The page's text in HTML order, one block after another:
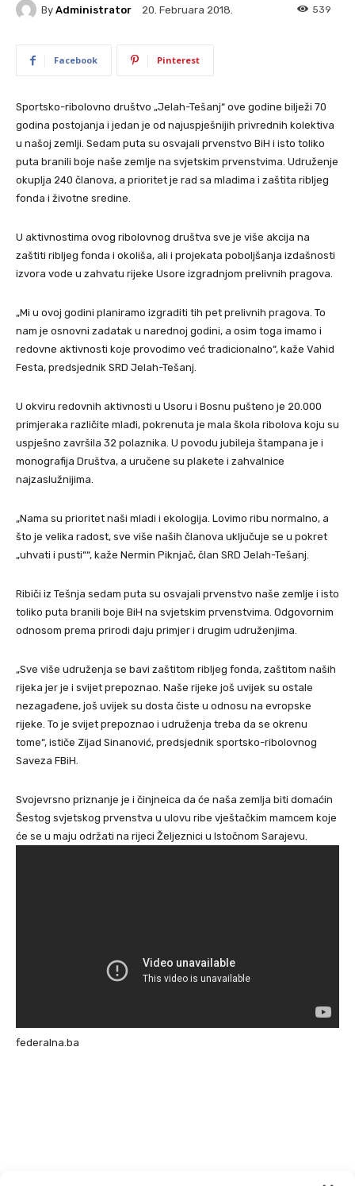
By Administrator 20. Februara 2018. 539
Facebook Pinterest
Sportsko-ribolovno društvo „Jelah-Tešanj“ ove godine bilježi 70
godina postojanja i jedan je od najuspješnijih privrednih kolektiva
u našoj zemlji. Sedam puta su osvajali prvenstvo BiH i isto toliko
puta branili boje naše zemlje na svjetskim prvenstvima. Udruženje
okuplja 240 članova, a prioritet je rad sa mladima i zaštita ribljeg
fonda i životne sredine.
U aktivnostima ovog ribolovnog društva sve je više akcija na
zaštiti ribljeg fonda i okoliša, ali i projekata poboljšanja izdašnosti
izvora vode u zahvatu rijeke Usore izgradnjom prelivnih pragova.
„Mi u ovoj godini planiramo izgraditi tih pet prelivnih pragova. To
nam je osnovni zadatak u narednoj godini, a osim toga imamo i
redovne aktivnosti koje provodimo već tradicionalno“, kaže Vahid
Festa, predsjednik SRD Jelah-Tešanj.
U okviru redovnih aktivnosti u Usoru i Bosnu pušteno je 20.000
primjeraka različite mlađi, pokrenuta je mala škola ribolova koju su
uspješno završila 32 polaznika. U povodu jubileja štampana je i
monografija Društva, a uručene su plakete i zahvalnice
najzaslužnijima.
„Nama su prioritet naši mladi i ekologija. Lovimo ribu normalno, a
što je velika radost, sve više naših članova uključuje se u pokret
„uhvati i pusti““, kaže Nermin Piknjač, član SRD Jelah-Tešanj.
Ribiči iz Tešnja sedam puta su osvajali prvenstvo naše zemlje i isto
toliko puta branili boje BiH na svjetskim prvenstvima. Odgovornim
odnosom prema prirodi daju primjer i drugim udruženjima.
„Sve više udruženja se bavi zaštitom ribljeg fonda, zaštitom naših
rijeka jer je i svijet prepoznao. Naše rijeke još uvijek su ostale
nezagađene, još uvijek su dosta čiste u odnosu na evropske
rijeke. To je svijet prepoznao i udruženja treba da se okrenu
tome“, ističe Zijad Sinanović, predsjednik sportsko-ribolovnog
Saveza FBiH.
Svojevrsno priznanje je i činjneica da će naša zemlja biti domaćin
Šestog svjetskog prvenstva u ulovu ribe vještačkim mamcem koje
će se u maju održati na rijeci Željeznici u Istočnom Sarajevu.
federalna.ba